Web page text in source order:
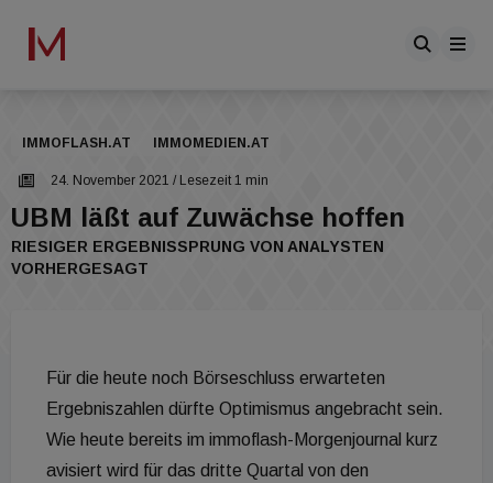
IMMOFLASH.AT IMMOMEDIEN.AT
24. November 2021 / Lesezeit 1 min
UBM läßt auf Zuwächse hoffen
RIESIGER ERGEBNISSPRUNG VON ANALYSTEN
VORHERGESAGT
Für die heute noch Börseschluss erwarteten
Ergebniszahlen dürfte Optimismus angebracht sein.
Wie heute bereits im immoflash-Morgenjournal kurz
avisiert wird für das dritte Quartal von den